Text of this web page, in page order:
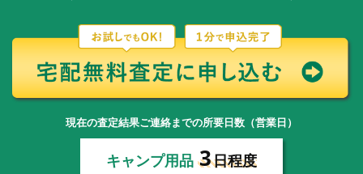
現在の査定結果ご連絡までの所要日数（営業日）
キャンプ用品 3日程度